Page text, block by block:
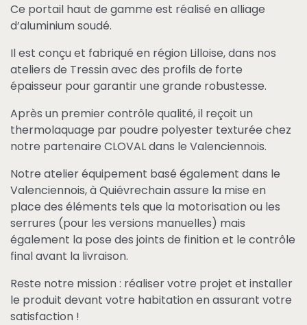
Ce portail haut de gamme est réalisé en alliage
d’aluminium soudé.
Il est conçu et fabriqué en région Lilloise, dans nos
ateliers de Tressin avec des profils de forte
épaisseur pour garantir une grande robustesse.
Après un premier contrôle qualité, il reçoit un
thermolaquage par poudre polyester texturée chez
notre partenaire CLOVAL dans le Valenciennois.
Notre atelier équipement basé également dans le
Valenciennois, à Quiévrechain assure la mise en
place des éléments tels que la motorisation ou les
serrures (pour les versions manuelles) mais
également la pose des joints de finition et le contrôle
final avant la livraison.
Reste notre mission : réaliser votre projet et installer
le produit devant votre habitation en assurant votre
satisfaction !